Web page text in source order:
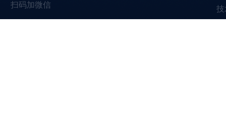
扫码加微信 技